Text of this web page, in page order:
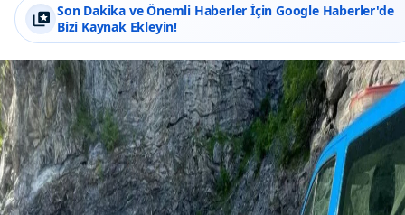
Son Dakika ve Önemli Haberler İçin Google Haberler'de
Bizi Kaynak Ekleyin!